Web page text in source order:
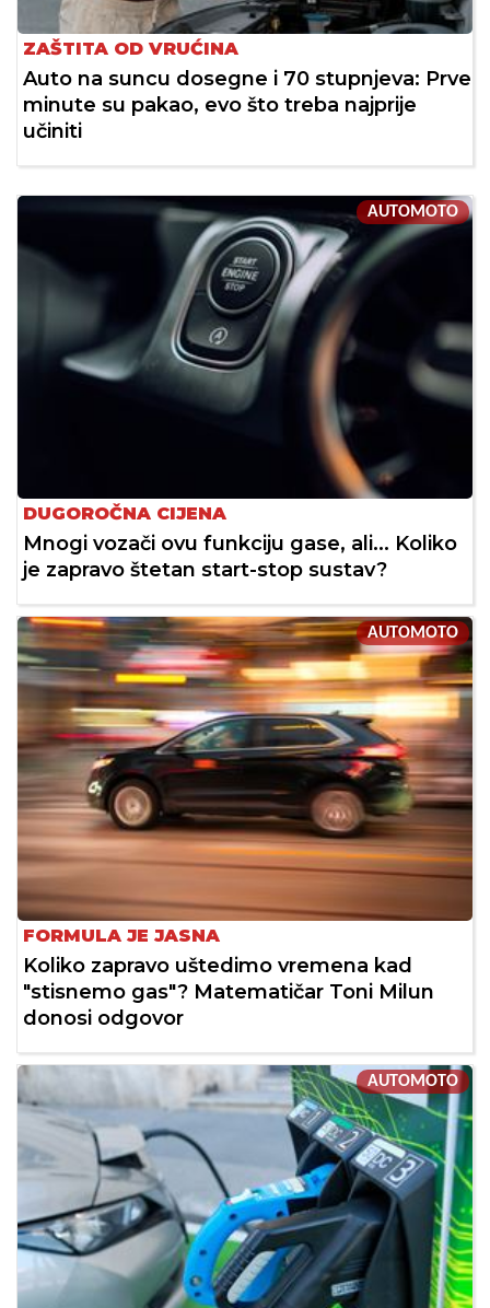
ZAŠTITA OD VRUĆINA
Auto na suncu dosegne i 70 stupnjeva: Prve
minute su pakao, evo što treba najprije
učiniti
AUTOMOTO
DUGOROČNA CIJENA
Mnogi vozači ovu funkciju gase, ali... Koliko
je zapravo štetan start-stop sustav?
AUTOMOTO
FORMULA JE JASNA
Koliko zapravo uštedimo vremena kad
"stisnemo gas"? Matematičar Toni Milun
donosi odgovor
AUTOMOTO